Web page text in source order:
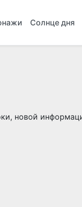
Солнце дня
новой